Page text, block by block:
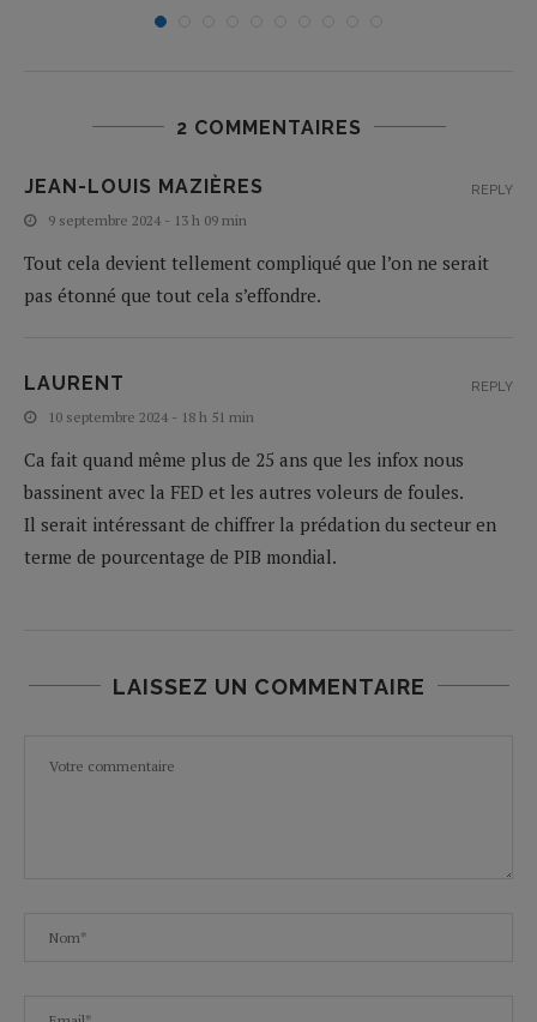
2 COMMENTAIRES
JEAN-LOUIS MAZIÈRES
9 septembre 2024 - 13 h 09 min
Tout cela devient tellement compliqué que l’on ne serait
pas étonné que tout cela s’effondre.
REPLY
LAURENT
10 septembre 2024 - 18 h 51 min
Ca fait quand même plus de 25 ans que les infox nous
bassinent avec la FED et les autres voleurs de foules.
Il serait intéressant de chiffrer la prédation du secteur en
terme de pourcentage de PIB mondial.
REPLY
LAISSEZ UN COMMENTAIRE